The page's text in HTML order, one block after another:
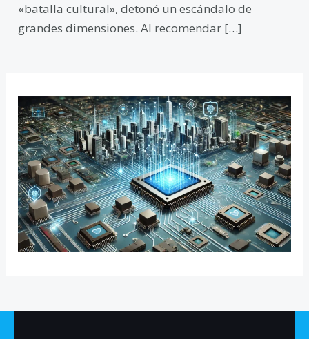
«batalla cultural», detonó un escándalo de
grandes dimensiones. Al recomendar […]